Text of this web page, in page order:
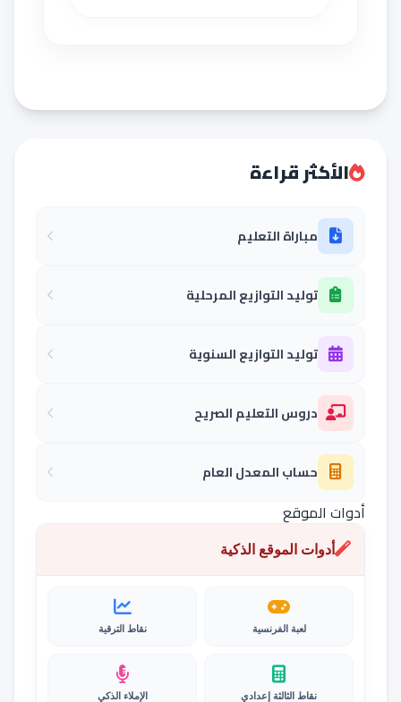
الأكثر قراءة
مباراة التعليم
توليد التوازيع المرحلية
توليد التوازيع السنوية
دروس التعليم الصريح
حساب المعدل العام
أدوات الموقع
أدوات الموقع الذكية
لعبة الفرنسية نقاط الترقية
نقاط الثالثة إعدادي الإملاء الذكي